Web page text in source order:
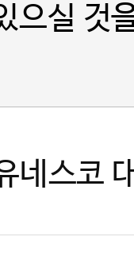
으실 것
코 대표